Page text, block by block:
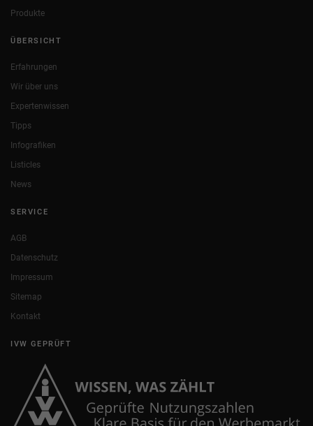
Produkte
ÜBERSICHT
Erfahrungen
Wir über uns
Expertenwissen
Tipps
Infografiken
Listicles
News
SERVICE
AGB
Datenschutz
Impressum
Sitemap
Kontakt
IVW GEPRÜFT